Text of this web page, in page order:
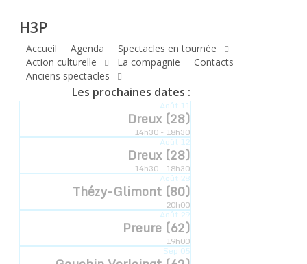
content
H3P
Compagnie
hyperbole
à trois poils
Compagnie Hyperbole à Trois Poils Retrouvez-
nous sur notre communauté
H3P
Accueil Agenda
Spectacles en tournée
Action culturelle
La compagnie
Contacts
Anciens spectacles
Les prochaines dates :
Août11
Dreux (28)
14h30 - 18h30
Août12
Dreux (28)
14h30 - 18h30
Août28
Thézy-Glimont (80)
20h00
Août29
Preure (62)
19h00
Sep05